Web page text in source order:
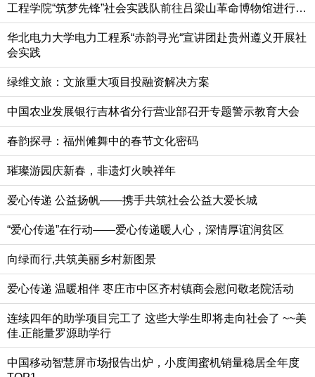
工程学院“筑梦先锋”社会实践队前往吕梁山革命博物馆进行实
践活动
华北电力大学电力工程系“赤韵寻光“宣讲团赴贵州遵义开展社
会实践
绿维文旅：文旅重大项目投融资解决方案
中国农业发展银行吉林省分行营业部召开专题警示教育大会
春韵探寻：福州傩舞中的春节文化密码
璀璨游园庆新春，非遗灯火映祥年
爱心传递 公益扬帆——携手共筑社会公益大爱长城
“爱心传递”在行动——爱心传递暖人心，深情厚谊润贫区
向绿而行,共筑美丽乡村新图景
爱心传递 温暖相伴 枣庄市中区齐村镇商会慰问敬老院活动
连续四年的助学项目完工了 这些大学生即将走向社会了 ~~美
佳.正能量罗源助学行
中国移动智慧屏市场报告出炉，小度闺蜜机销量稳居全年度